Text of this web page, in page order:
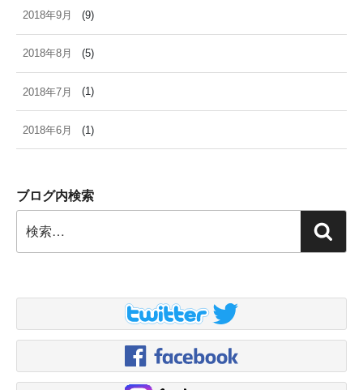
2018年9月 (9)
2018年8月 (5)
2018年7月 (1)
2018年6月 (1)
ブログ内検索
索